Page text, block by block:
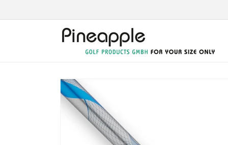
Inhalt
Zu
Produktinformationen
springen